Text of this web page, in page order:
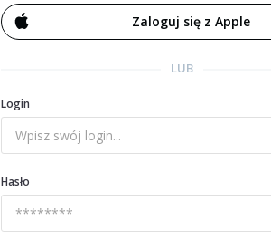
Zaloguj się z Apple
LUB
Login
Hasło